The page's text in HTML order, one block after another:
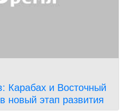
Карабах и Восточный
новый этап развития